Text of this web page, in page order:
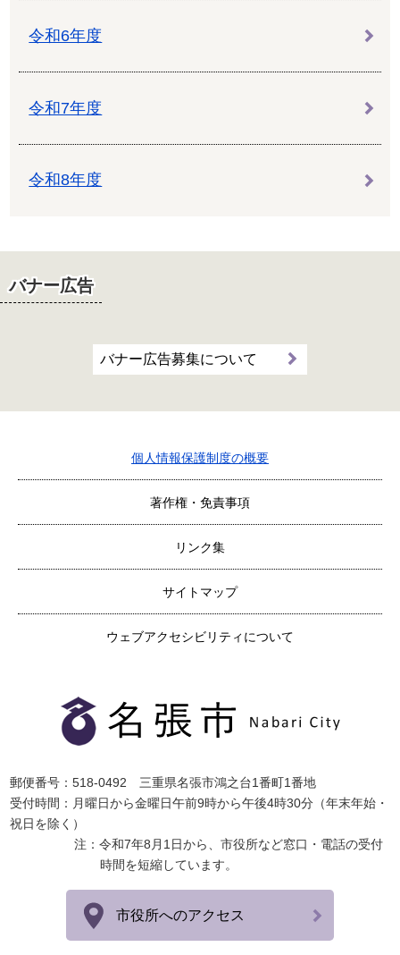
令和6年度
令和7年度
令和8年度
バナー広告
バナー広告募集について
個人情報保護制度の概要
著作権・免責事項
リンク集
サイトマップ
ウェブアクセシビリティについて
郵便番号：518-0492 三重県名張市鴻之台1番町1番地
受付時間：月曜日から金曜日午前9時から午後4時30分（年末年始・
祝日を除く）
注：令和7年8月1日から、市役所など窓口・電話の受付
時間を短縮しています。
市役所へのアクセス